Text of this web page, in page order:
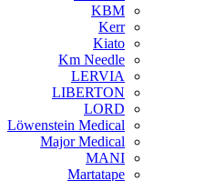
KBM
Kerr
Kiato
Km Needle
LERVIA
LIBERTON
LORD
Löwenstein Medical
Major Medical
MANI
Martatape